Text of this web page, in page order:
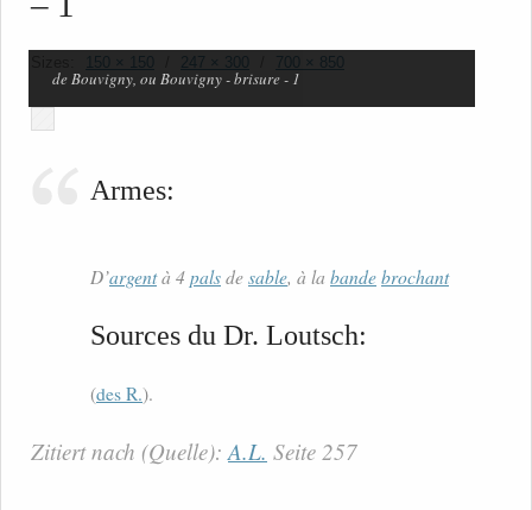
150 × 150 247 × 300 700 × 850
de Bouvigny, ou Bouvigny - brisure - 1
Armes:
D’argentà 4palsdesable, à la bandebrochant
Sources du Dr. Loutsch:
(des R.).
Zitiert nach (Quelle):A.L. Seite 257